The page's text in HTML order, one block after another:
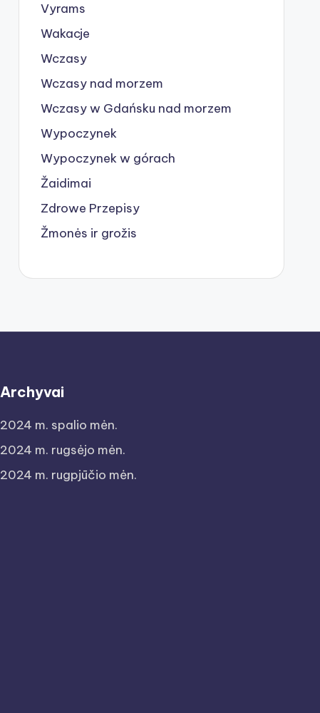
Vyrams
Wakacje
Wczasy
Wczasy nad morzem
Wczasy w Gdańsku nad morzem
Wypoczynek
Wypoczynek w górach
Žaidimai
Zdrowe Przepisy
Žmonės ir grožis
Archyvai
2024 m. spalio mėn.
2024 m. rugsėjo mėn.
2024 m. rugpjūčio mėn.